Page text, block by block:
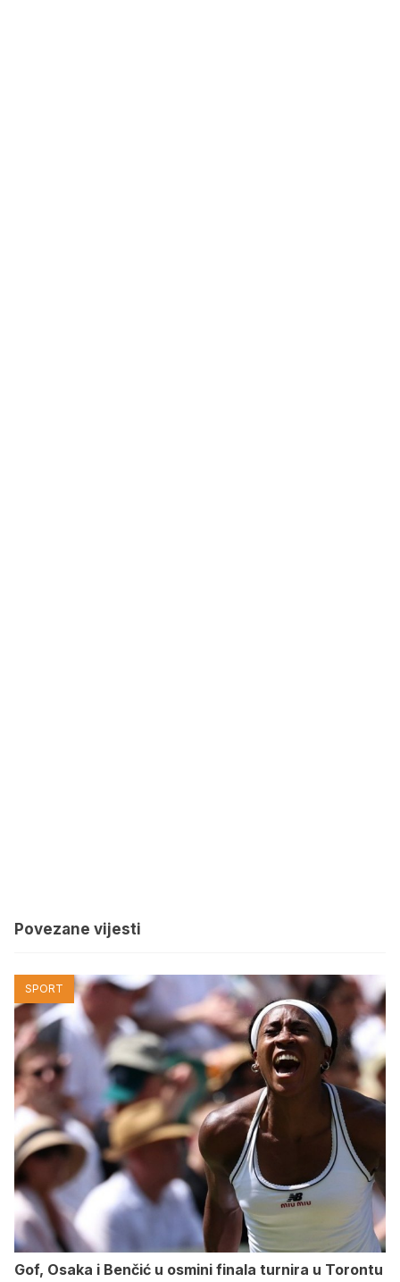
Povezane vijesti
SPORT
Gof, Osaka i Benčić u osmini finala turnira u Torontu